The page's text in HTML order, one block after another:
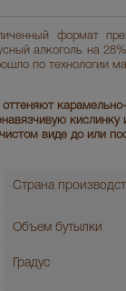
формат
алкоголь на
по технологии
кислинку
виде до или
Страна
Объем бутылки
Градус